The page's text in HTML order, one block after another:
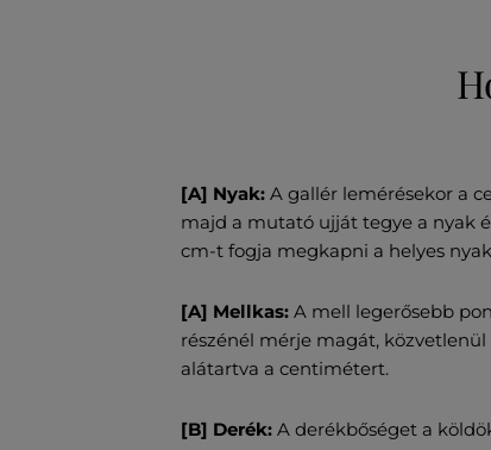
[A] Nyak: A gallér lemérésekor a
majd a mutató ujját tegye a nyak
cm-t fogja megkapni a helyes
[A] Mellkas: A mell legerősebb
részénél mérje magát,
alátartva a centimétert.
[B] Derék: A derékbőséget a